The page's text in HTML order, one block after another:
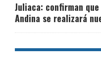
Juliaca: confirman
Andina se realizará